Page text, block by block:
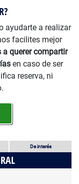
ayudarte a realizar
facilites mejor
a querer compartir
en caso de ser
reserva, ni
De interés